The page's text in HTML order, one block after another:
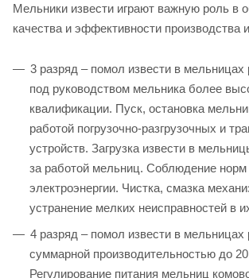
Мельники извести играют важную роль в
качества и эффективности производства
3 разряд – помол извести в мельницах
под руководством мельника более
квалификации. Пуск, остановка
работой погрузочно-разгрузочных и
устройств. Загрузка извести в
за работой мельниц. Соблюдение норм
электроэнергии. Чистка, смазка
устранение мелких неисправностей в
4 разряд – помол извести в мельницах
суммарной производительностью до 20
Регулирование питания мельниц